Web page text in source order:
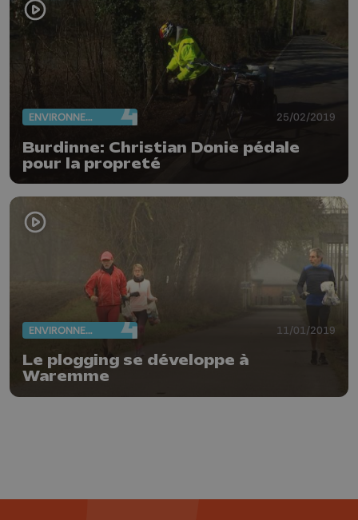
ENVIRONNEMENT 25/02/2019
Burdinne: Christian Donie pédale
pour la propreté
ENVIRONNEMENT 11/01/2019
Le plogging se développe à
Waremme